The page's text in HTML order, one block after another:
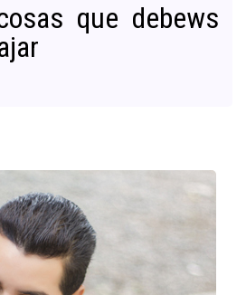
que debews